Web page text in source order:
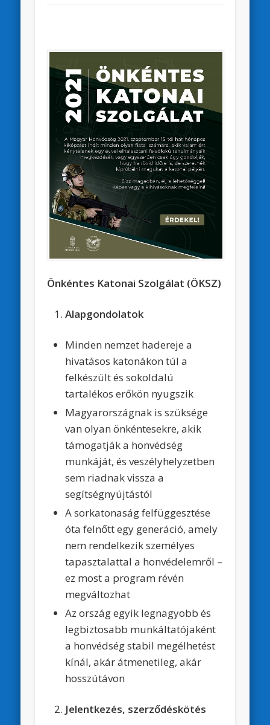
Önkéntes Katonai Szolgálat (ÖKSZ)
Alapgondolatok
Minden nemzet hadereje a
hivatásos katonákon túl a
felkészült és sokoldalú
tartalékos erőkön nyugszik
Magyarországnak is szüksége
van olyan önkéntesekre, akik
támogatják a honvédség
munkáját, és veszélyhelyzetben
sem riadnak vissza a
segítségnyújtástól
A sorkatonaság felfüggesztése
óta felnőtt egy generáció, amely
nem rendelkezik személyes
tapasztalattal a honvédelemről –
ez most a program révén
megváltozhat
Az ország egyik legnagyobb és
legbiztosabb munkáltatójaként
a honvédség stabil megélhetést
kínál, akár átmenetileg, akár
hosszútávon
Jelentkezés, szerződéskötés